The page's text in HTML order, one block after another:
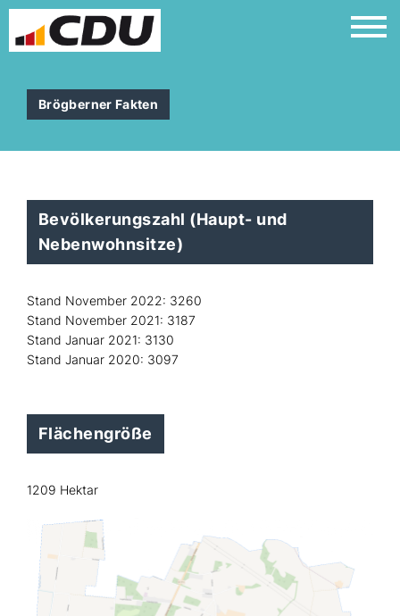
Brögberner Fakten
Bevölkerungszahl (Haupt- und
Nebenwohnsitze)
Stand November 2022: 3260
Stand November 2021: 3187
Stand Januar 2021: 3130
Stand Januar 2020: 3097
Flächengröße
1209 Hektar